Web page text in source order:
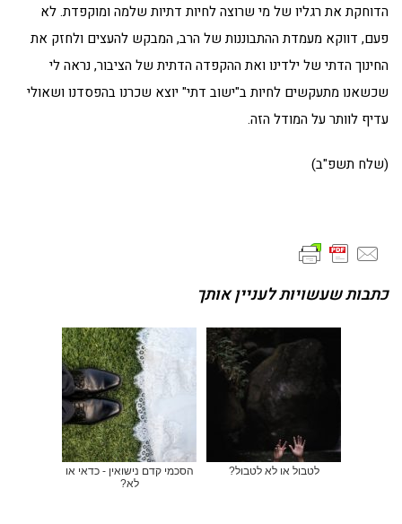
הדוחקת את רגליו של מי שרוצה לחיות דתיות שלמה ומוקפדת. לא
פעם, דווקא מעמדת ההתבוננות של הרב, המבקש להעצים ולחזק את
החינוך הדתי של ילדינו ואת ההקפדה הדתית של הציבור, נראה לי
שכשאנו מתעקשים לחיות ב"ישוב דתי" יוצא שכרנו בהפסדנו ושאולי
עדיף לוותר על המודל הזה.
(שלח תשפ"ב)
כתבות שעשויות לעניין אותך
לטבול או לא לטבול?
הסכמי קדם נישואין - כדאי או
לא?